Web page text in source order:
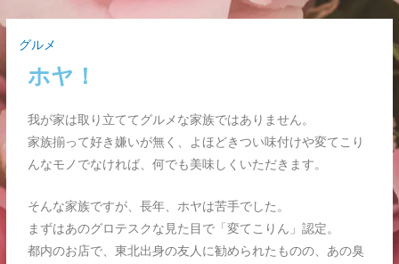
グルメ
ホヤ！
我が家は取り立ててグルメな家族ではありません。
家族揃って好き嫌いが無く、よほどきつい味付けや変てこり
んなモノでなければ、何でも美味しくいただきます。
そんな家族ですが、長年、ホヤは苦手でした。
まずはあのグロテスクな見た目で「変てこりん」認定。
都内のお店で、東北出身の友人に勧められたものの、あの臭